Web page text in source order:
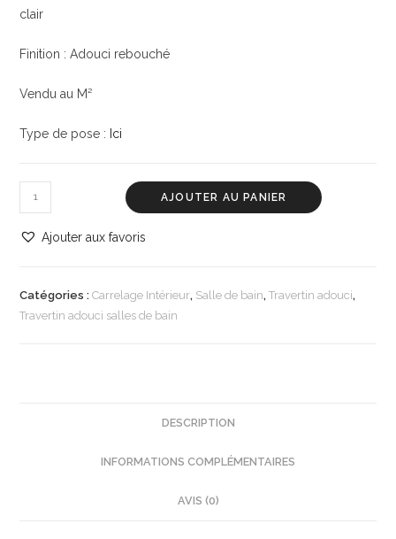
clair
Finition : Adouci rebouché
Vendu au M²
Type de pose : Ici
AJOUTER AU PANIER
Ajouter aux favoris
Catégories :Carrelage Intérieur, Salle de bain,Travertin adouci,
Travertin adouci salles de bain
DESCRIPTION
INFORMATIONS COMPLÉMENTAIRES
AVIS (0)